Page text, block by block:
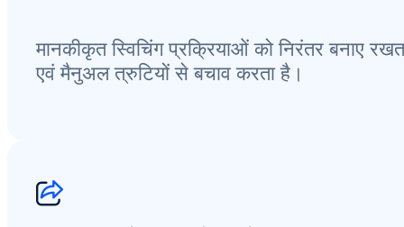
मानकीकृत स्विचिंग प्रक्रियाओं को निरंतर बनाए
एवं मैनुअल त्रुटियों से बचाव करता है।